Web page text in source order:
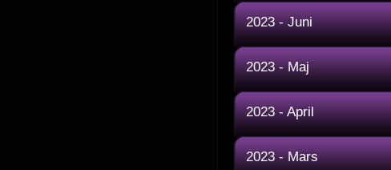
2023 - Juni
2023 - Maj
2023 - April
2023 - Mars